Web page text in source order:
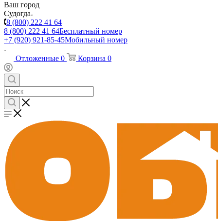
Ваш город
Судогда
8 (800) 222 41 64
8 (800) 222 41 64Бесплатный номер
+7 (920) 921-85-45Мобильный номер
Отложенные 0 Корзина 0